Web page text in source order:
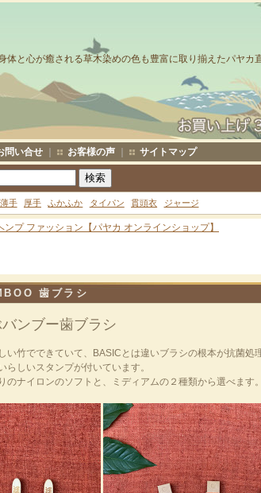
と心が癒される草木染めの色も豊富に取り揃えたパヤカ
問い合せ お客様の声 サイトマップ
薄手 厚手 ふかふか タイパン 貫頭衣 ジャージ
プ ファッション【パヤカ オンラインショップ】
歯ブラシ
ンブー歯ブラシ
い竹でできていて、BASICとは違いブラシの根本が抗菌処
らしいスタンプが付いています。
のナイロンのソフトと、ミディアムの２種類から選べます